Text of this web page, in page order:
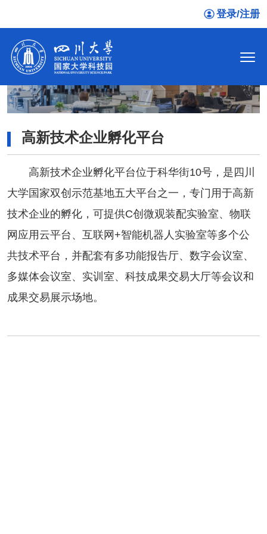
登录/注册
高新技术企业孵化平台
高新技术企业孵化平台位于科华街10号，是四川
大学国家双创示范基地五大平台之一，专门用于高新
技术企业的孵化，可提供C创微观装配实验室、物联
网应用云平台、互联网+智能机器人实验室等多个公
共技术平台，并配套有多功能报告厅、数字会议室、
多媒体会议室、实训室、科技成果交易大厅等会议和
成果交易展示场地。